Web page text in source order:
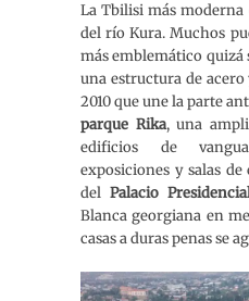
La Tbilisi más
del río Kura. Muchos
más emblemático quizá
una estructura de
2010 que une la parte
parque Rika, una
edificios de
exposiciones y salas
delPalacio
Blanca georgiana en
casas a duras penas se